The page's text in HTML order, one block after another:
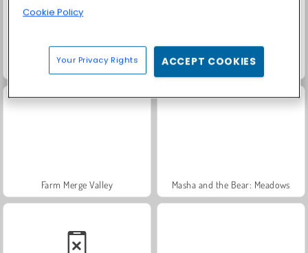
Let's Fish! Trollface Quest: USA 2
Farm Merge Valley Masha and the Bear: Meadows
Cookie Policy
Your Privacy Rights ACCEPT COOKIES